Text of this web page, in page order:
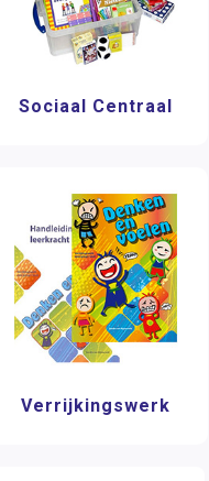
Sociaal Centraal
Verrijkingswerk